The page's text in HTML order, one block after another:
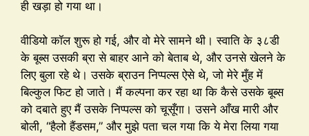
ही खड़ा हो गया था।
वीडियो कॉल शुरू हो गई, और वो मेरे सामने थी। स्वाति के ३८डी
के बूब्स उसकी ब्रा से बाहर आने को बेताब थे, और उनसे खेलने के
लिए बुला रहे थे। उसके ब्राउन निप्पल्स ऐसे थे, जो मेरे मुँह में
बिल्कुल फिट हो जाते। मैं कल्पना कर रहा था कि कैसे उसके बूब्स
को दबाते हुए मैं उसके निप्पल्स को चूसूँगा। उसने आँख मारी और
बोली, “हैलो हैंडसम,” और मुझे पता चल गया कि ये मेरा लिया गया